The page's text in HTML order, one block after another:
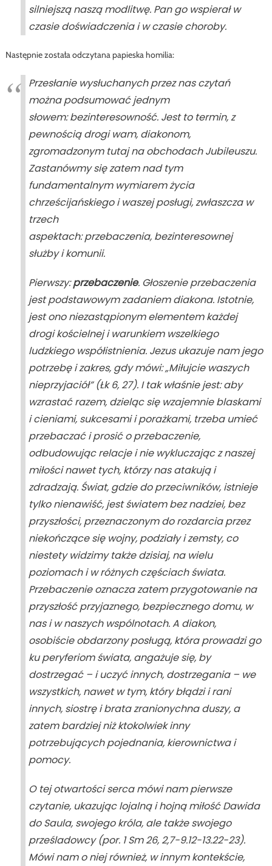
silniejszą naszą modlitwę. Pan go wspierał w
czasie doświadczenia i w czasie choroby.
Następnie została odczytana papieska homilia:
Przesłanie wysłuchanych przez nas czytań
można podsumować jednym
słowem:bezinteresowność. Jest to termin, z
pewnością drogi wam, diakonom,
zgromadzonym tutaj na obchodach Jubileuszu.
Zastanówmy się zatem nad tym
fundamentalnym wymiarem życia
chrześcijańskiego i waszej posługi, zwłaszcza w
trzech
aspektach:przebaczenia, bezinteresownej
służbyikomunii.
Pierwszy:przebaczenie. Głoszenie przebaczenia
jest podstawowym zadaniem diakona. Istotnie,
jest ono niezastąpionym elementem każdej
drogi kościelnej i warunkiem wszelkiego
ludzkiego współistnienia. Jezus ukazuje nam jego
potrzebę i zakres, gdy mówi: „Miłujcie waszych
nieprzyjaciół” (Łk6, 27). I tak właśnie jest: aby
wzrastać razem, dzieląc się wzajemnie blaskami
i cieniami, sukcesami i porażkami, trzeba umieć
przebaczać i prosić o przebaczenie,
odbudowując relacje i nie wykluczając z naszej
miłości nawet tych, którzy nas atakują i
zdradzają. Świat, gdzie do przeciwników, istnieje
tylko nienawiść, jest światem bez nadziei, bez
przyszłości, przeznaczonym do rozdarcia przez
niekończące się wojny, podziały i zemsty, co
niestety widzimy także dzisiaj, na wielu
poziomach i w różnych częściach świata.
Przebaczenie oznacza zatem przygotowanie na
przyszłość przyjaznego, bezpiecznego domu, w
nas i w naszych wspólnotach. A diakon,
osobiście obdarzony posługą, która prowadzi go
ku peryferiom świata, angażuje się, by
dostrzegać – i uczyć innych, dostrzegania – we
wszystkich, nawet w tym, który błądzi i rani
innych, siostrę i brata zranionychna duszy, a
zatem bardziej niż ktokolwiek inny
potrzebujących pojednania, kierownictwa i
pomocy.
O tej otwartości serca mówi nam pierwsze
czytanie, ukazując lojalną i hojną miłość Dawida
do Saula, swojego króla, ale także swojego
prześladowcy (por. 1 Sm26, 2,7-9.12-13.22-23).
Mówi nam o niej również, w innym kontekście,